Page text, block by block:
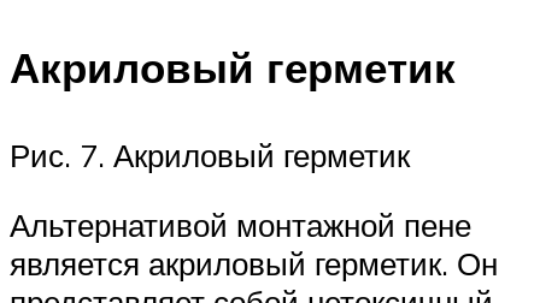
Акриловый герметик
Рис. 7. Акриловый герметик
Альтернативой монтажной пене
является акриловый герметик. Он